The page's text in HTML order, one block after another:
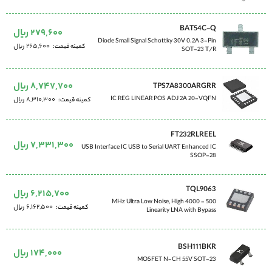
BAT54C-Q
Diode Small Signal Schottky 30V 0.2A 3-Pin
SOT-23 T/R
279,600 ریال
کمینه قیمت 265,600 ریال
TPS7A8300ARGRR
IC REG LINEAR POS ADJ 2A 20-VQFN
8,747,700 ریال
کمینه قیمت 8,310,300 ریال
FT232RLREEL
USB Interface IC USB to Serial UART Enhanced IC
SSOP-28
7,331,300 ریال
TQL9063
500 - 4000 MHz Ultra Low Noise, High
Linearity LNA with Bypass
6,215,700 ریال
کمینه قیمت 6,162,500 ریال
BSH111BKR
MOSFET N-CH 55V SOT-23 174,000 ریال